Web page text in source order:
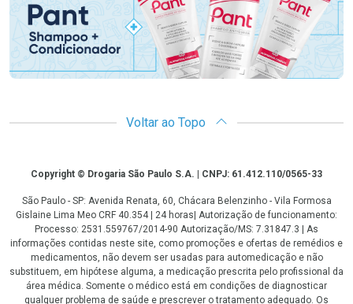
Voltar ao Topo
CopyrightCopyright © Drogaria São Paulo S.A. | CNPJ: 61.412.110/0565-33
São Paulo - SP: Avenida Renata, 60, Chácara Belenzinho - Vila Formosa
Gislaine Lima Meo CRF 40.354 | 24 horas| Autorização de funcionamento:
Processo: 2531.559767/2014-90 Autorização/MS: 7.31847.3 | As
informações contidas neste site, como promoções e ofertas de remédios e
medicamentos, não devem ser usadas para automedicação e não
substituem, em hipótese alguma, a medicação prescrita pelo profissional da
área médica. Somente o médico está em condições de diagnosticar
qualquer problema de saúde e prescrever o tratamento adequado. Os